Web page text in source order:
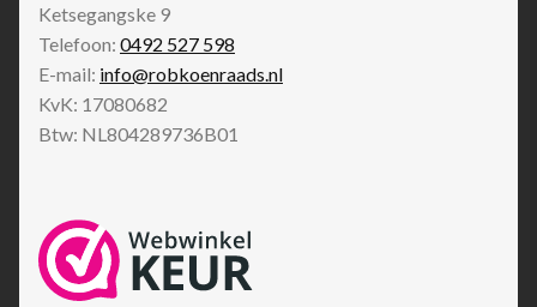
Ketsegangske 9
Telefoon: 0492 527 598
E-mail: info@robkoenraads.nl
KvK: 17080682
Btw: NL804289736B01